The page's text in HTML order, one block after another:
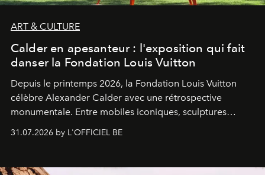
ART & CULTURE
Calder en apesanteur : l'exposition qui fait
danser la Fondation Louis Vuitton
Depuis le printemps 2026, la Fondation Louis Vuitton
célèbre Alexander Calder avec une rétrospective
monumentale. Entre mobiles iconiques, sculptures
américain investit les espaces imaginés par Frank Gehry
sculpture.
31.07.2026 by L'OFFICIEL BE